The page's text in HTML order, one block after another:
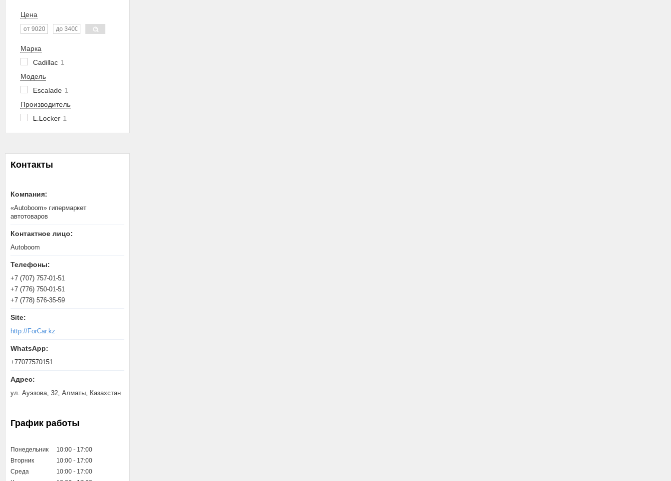
Цена
Марка
Cadillac 1
Модель
Escalade 1
Производитель
L.Locker 1
Контакты
«Autoboom» гипермаркет
автотоваров
Autoboom
+7 (707) 757-01-51
+7 (776) 750-01-51
+7 (778) 576-35-59
http://ForCar.kz
+77077570151
ул. Ауэзова, 32, Алматы, Казахстан
График работы
Понедельник 10:00
17:00
Вторник
10:00
17:00
Среда
10:00
17:00